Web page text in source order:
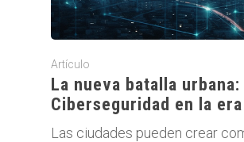
Artículo
La nueva batalla urbana:
Ciberseguridad en la
Las ciudades pueden crear